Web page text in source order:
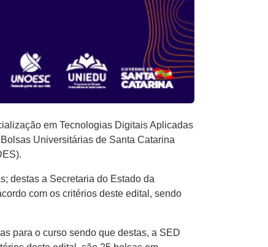
em Tecnologias Digitais Aplicadas
Universitárias de Santa Catarina
destas a Secretaria do Estado da
com os critérios deste edital, sendo
para o curso sendo que destas, a SED